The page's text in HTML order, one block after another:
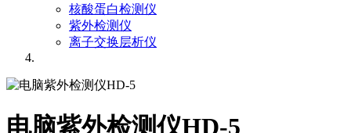
核酸蛋白检测仪
紫外检测仪
离子交换层析仪
电脑紫外检测仪HD-5